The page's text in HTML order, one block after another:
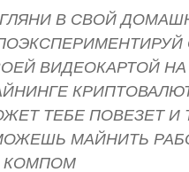
В СВОЙ
ВИДЕОКАРТОЙ НА
ТЕБЕ ПОВЕЗЕТ И
МАЙНИТЬ
КОМПОМ